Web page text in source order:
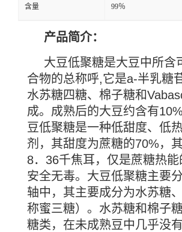
含量 99％
产品简介：
大豆低聚糖是大豆中所含
合物的总称呼,它是a-半乳糖
水苏糖四糖、棉子糖和
成。成熟后的大豆约含有10%
豆低聚糖是一种低甜度、低
剂，其甜度为蔗糖的70%，
8． 36千焦耳，仅是蔗糖热能
安全无毒。大豆低聚糖主要
轴中，其主要成分为水苏糖
称蜜三糖）。水苏糖和棉子
糖类，在未成熟豆中几乎没